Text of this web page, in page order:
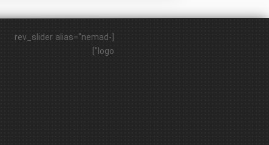
[rev_slider alias="nemad-
logo"]